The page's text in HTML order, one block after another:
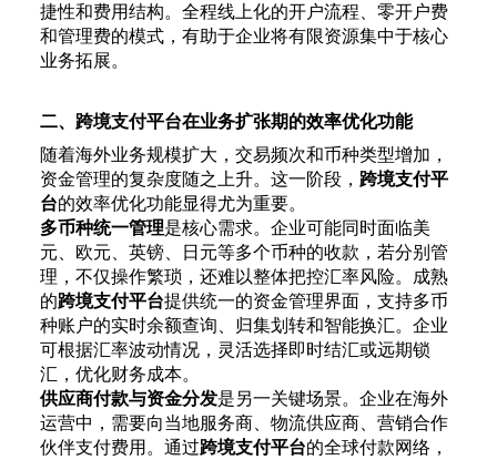
捷性和费用结构。全程线上化的开户流程、零开户费
和管理费的模式，有助于企业将有限资源集中于核心
业务拓展。
二、跨境支付平台在业务扩张期的效率优化功能
随着海外业务规模扩大，交易频次和币种类型增加，
资金管理的复杂度随之上升。这一阶段， 跨境支付平
台的效率优化功能显得尤为重要。
多币种统一管理是核心需求。企业可能同时面临美
元、欧元、英镑、日元等多个币种的收款，若分别管
理，不仅操作繁琐，还难以整体把控汇率风险。成熟
的跨境支付平台提供统一的资金管理界面，支持多币
种账户的实时余额查询、归集划转和智能换汇。企业
可根据汇率波动情况，灵活选择即时结汇或远期锁
汇，优化财务成本。
供应商付款与资金分发是另一关键场景。企业在海外
运营中，需要向当地服务商、物流供应商、营销合作
伙伴支付费用。通过跨境支付平台的全球付款网络，